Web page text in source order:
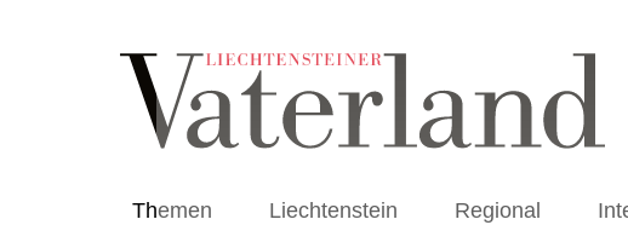
Themen Liechtenstein Regional